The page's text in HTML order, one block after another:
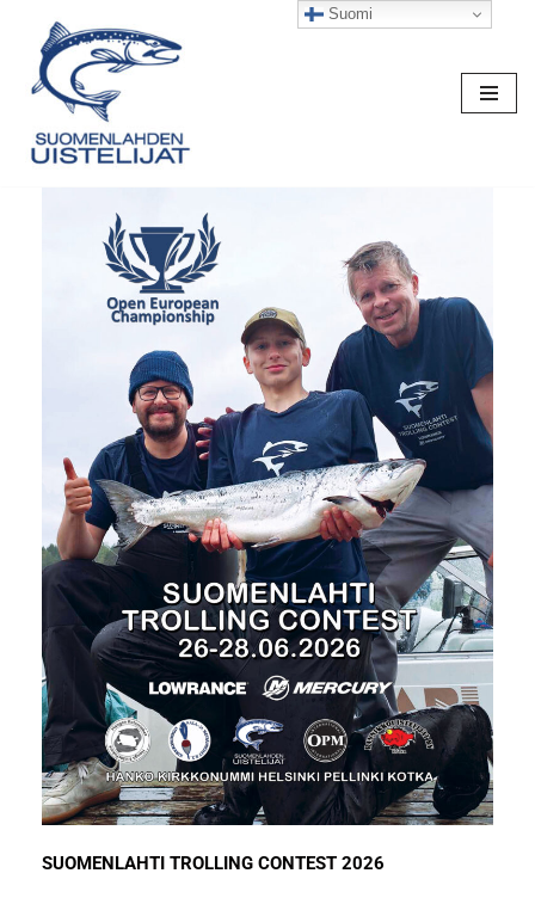
Siirry
suoraan
sisältöön
SUOMENLAHTI TROLLING CONTEST 2026
Suomi